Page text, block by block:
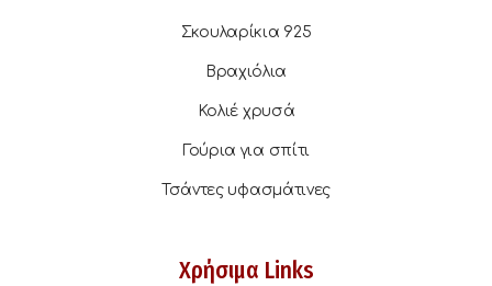
Σκουλαρίκια 925
Βραχιόλια
Κολιέ χρυσά
Γούρια για σπίτι
Τσάντες υφασμάτινες
Χρήσιμα Links